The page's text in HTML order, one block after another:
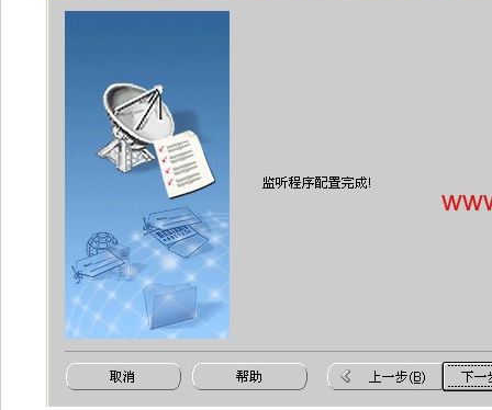
是否配置另一个监听程序：否 下一步